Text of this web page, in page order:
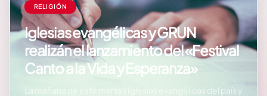
RELIGIÓN
Iglesias evangélicas y GRUN
realizán el lanzamiento del «Festival
Canto a la Vida y Esperanza»
La mañana de este martes Iglesias evangélicas del país y